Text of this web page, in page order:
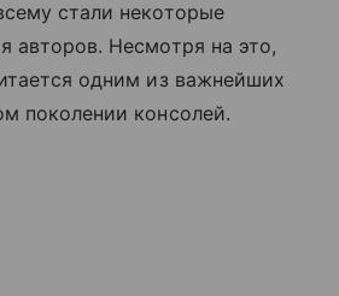
стали некоторые
авторов. Несмотря на это,
одним из важнейших
поколении консолей.